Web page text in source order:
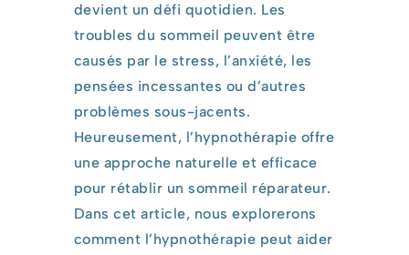
devient un défi quotidien. Les
troubles du sommeil peuvent être
causés par le stress, l’anxiété, les
pensées incessantes ou d’autres
problèmes sous-jacents.
Heureusement, l’hypnothérapie offre
une approche naturelle et efficace
pour rétablir un sommeil réparateur.
Dans cet article, nous explorerons
comment l’hypnothérapie peut aider